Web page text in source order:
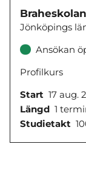
Jönköpings
Ansökan
Profilkurs
Start 17 aug.
Längd 1
Studietakt